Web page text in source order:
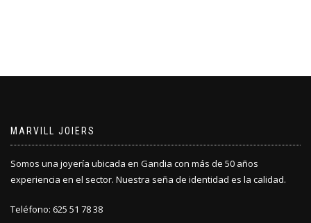
MARVILL JOIERS
Somos una joyería ubicada en Gandia con más de 50 años
experiencia en el sector. Nuestra seña de identidad es la calidad.
Teléfono: 625 51 78 38